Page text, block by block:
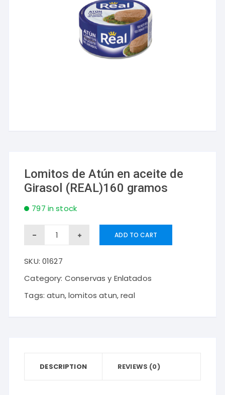
Lomitos de Atún en aceite de
Girasol (REAL)160 gramos
797 in stock
Lomitos
Atún
en
aceite
quantity
ADD TO CART
SKU: 01627
Category: Conservas y Enlatados
Tags:atun,lomitos atun,real
DESCRIPTION REVIEWS (0)